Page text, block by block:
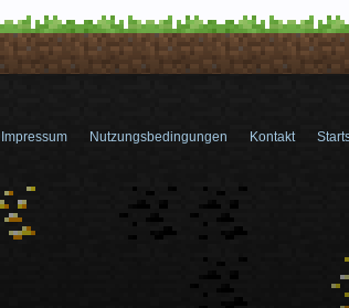
Impressum Nutzungsbedingungen Kontakt